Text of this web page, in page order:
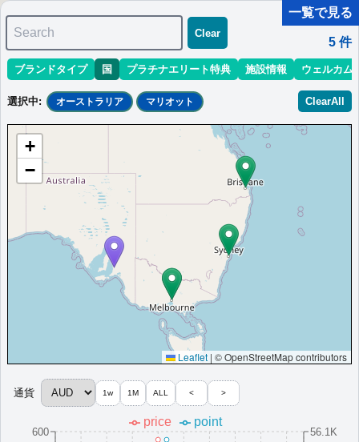
マリオット最新情報ホテル情報(アジア)ホテル特典攻略
1 - 5 件 / 全 5 件
並び替え 地域
アデレード・マリオット・ホテル
アデレード中心部の歴史的建造物内にあるホテルです。広々とし
た客室とモダンダイニング施設が魅力です。
オーストラリアアデレード
開業:1985年最低価格目安:￥ 242 AUD 情報サイト:YouTube
Marriott Bonvoyで価格をみる
ウェルカムギフト朝食選択可,ラウンジアクセス有
（一部ホテルラウンジ未設置）,客室アップグレード有（スイート含む）
M Clubラウンジ24時間利用可能（朝食,終日軽食,カクテルタイ
ブリスベン・マリオット・ホテル
ブリスベン中心部にある高級ホテルです。プレミアム客室、ス
一覧で見る
Search
Clear
5 件
ブランドタイプ 国 プラチナエリート特典 施設情報 ウェルカム
選択中: オーストラリア マリオット ClearAll
+
−
Leaflet | © OpenStreetMap contributors
600 56.1K
price point
通貨 1w 1M ALL < >